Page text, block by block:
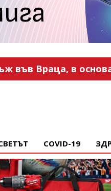
във Враца, в
COVID-19